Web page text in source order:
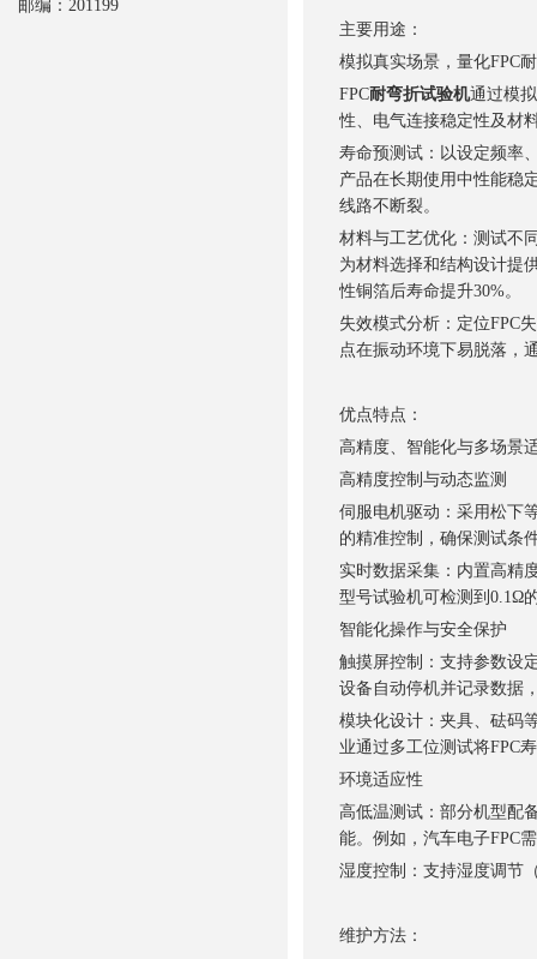
主要用途：
模拟真实场景，量化FPC
FPC耐弯折试验机通过模
性、电气连接稳定性及材
寿命预测试：以设定频率
产品在长期使用中性能稳
线路不断裂。
材料与工艺优化：测试不
为材料选择和结构设计提
性铜箔后寿命提升30%。
失效模式分析：定位FPC
点在振动环境下易脱落，
优点特点：
高精度、智能化与多场景
高精度控制与动态监测
伺服电机驱动：采用松下
的精准控制，确保测试条
实时数据采集：内置高精
型号试验机可检测到0.1Ω
智能化操作与安全保护
触摸屏控制：支持参数设
设备自动停机并记录数据
模块化设计：夹具、砝码
业通过多工位测试将FPC
环境适应性
高低温测试：部分机型配
能。例如，汽车电子FPC
湿度控制：支持湿度调节
维护方法：
邮编：201199